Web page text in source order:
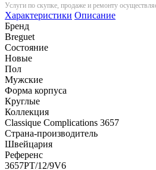
Услуги по скупке, продаже и ремонту
Характеристики Описание
Бренд
Breguet
Состояние
Новые
Пол
Мужские
Форма корпуса
Круглые
Коллекция
Classique Complications 3657
Страна-производитель
Швейцария
Референс
3657PT/12/9V6